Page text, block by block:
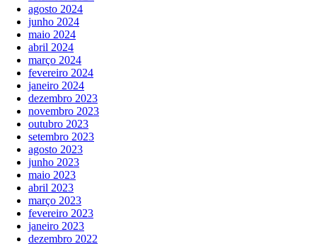
agosto 2024
junho 2024
maio 2024
abril 2024
março 2024
fevereiro 2024
janeiro 2024
dezembro 2023
novembro 2023
outubro 2023
setembro 2023
agosto 2023
junho 2023
maio 2023
abril 2023
março 2023
fevereiro 2023
janeiro 2023
dezembro 2022